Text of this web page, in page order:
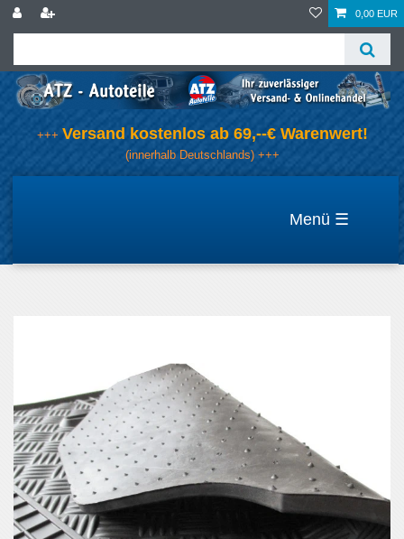
0,00 EUR
+++ Versand kostenlos ab 69,--€ Warenwert!
(innerhalb Deutschlands) +++
☰